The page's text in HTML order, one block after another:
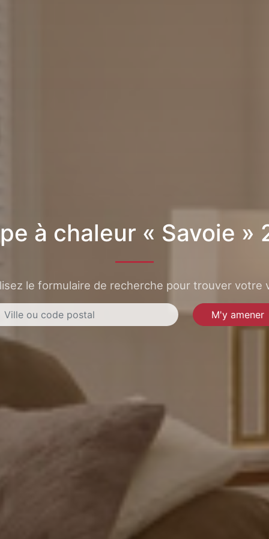
à chaleur « Savoie »
le formulaire de recherche pour trouver votre
M'y amener